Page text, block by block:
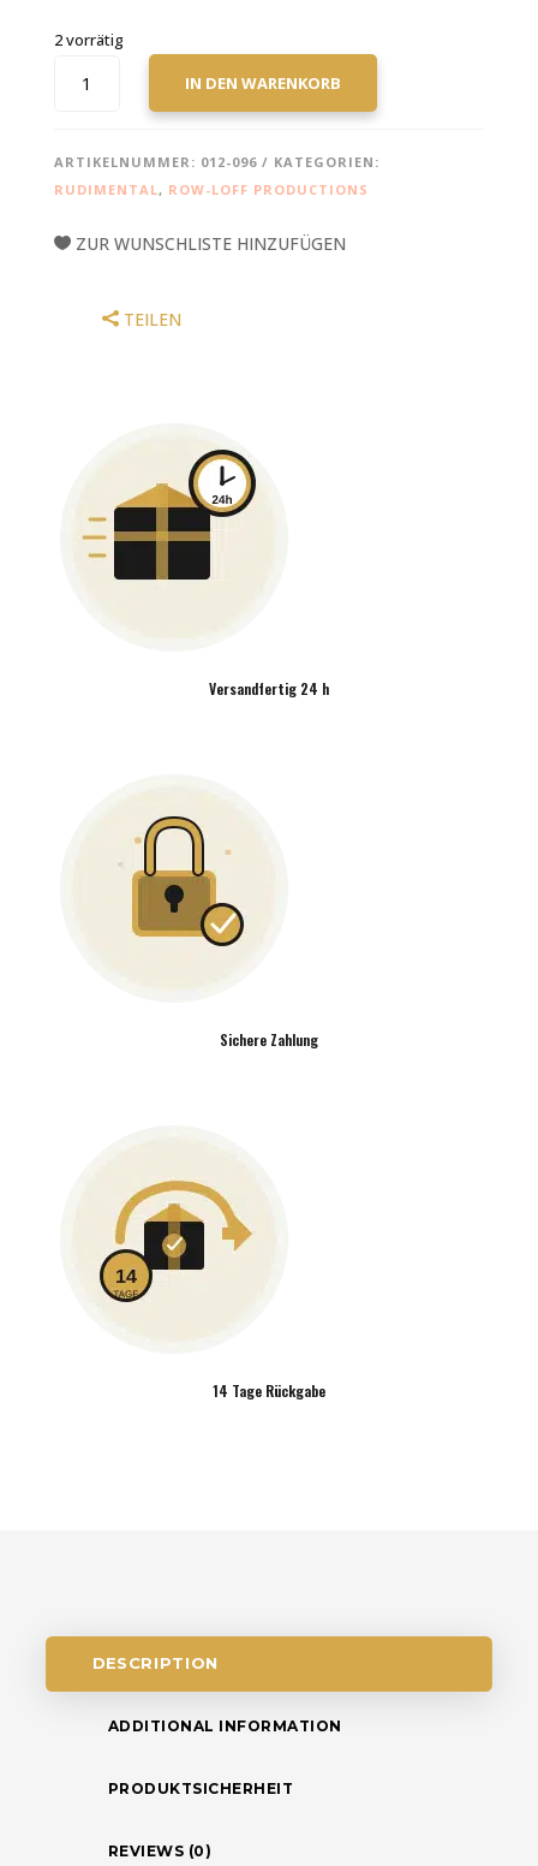
2 vorrätig
JOHN:
DVD)
IN DEN WARENKORB
ARTIKELNUMMER: 012-096
KATEGORIEN:
RUDIMENTAL, ROW-LOFF PRODUCTIONS
ZUR WUNSCHLISTE HINZUFÜGEN
TEILEN
Versandfertig 24 h
Sichere Zahlung
14 Tage Rückgabe
DESCRIPTION
ADDITIONAL INFORMATION
PRODUKTSICHERHEIT
REVIEWS (0)